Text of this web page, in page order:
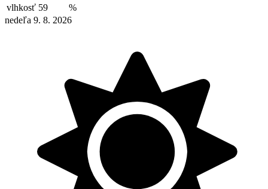
vlhkosť 59
%
nedeľa 9. 8. 2026